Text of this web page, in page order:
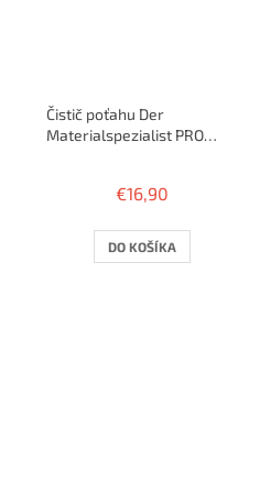
Čistič poťahu Der
Materialspezialist PRO
€16,90
DO KOŠÍKA